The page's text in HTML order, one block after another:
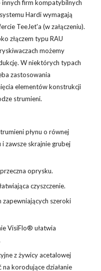
firm kompatybilnych
Hardi wymagają
TeeJet'a (w załączeniu).
złączem typu RAU
możemy
W niektórych typach
zastosowania
elementów konstrukcji
strumieni.
płynu o równej
zawsze skrajnie grubej
oprysku.
czyszczenie.
szeroki
VisiFlo® ułatwia
z żywicy acetalowej
korodujące działanie